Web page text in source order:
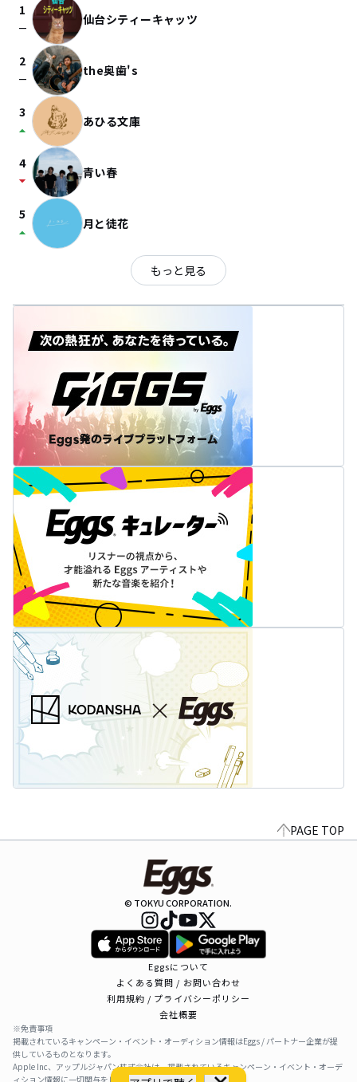
1
check_indeterminate_small 仙台シティーキャッツ
2
check_indeterminate_small the奥歯's
3
arrow_drop_up あひる文庫
4
arrow_drop_down 青い春
5
arrow_drop_up 月と徒花
もっと見る
PAGE TOP
© TOKYU CORPORATION.
Eggsについて
よくある質問 / お問い合わせ
利用規約 / プライバシーポリシー
会社概要
※免責事項
掲載されているキャンペーン・イベント・オーディション情報はEggs / パートナー企業が提
供しているものとなります。
Apple Inc、アップルジャパン株式会社は、掲載されているキャンペーン・イベント・オーデ
ィション情報に一切関与をしておりません。